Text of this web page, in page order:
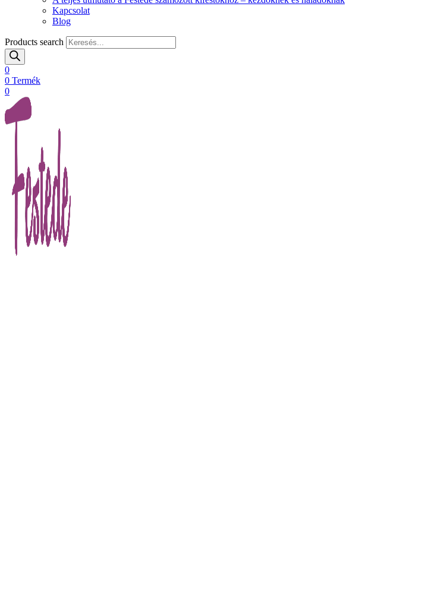
Kapcsolat
Blog
Products search
0
0 Termék
0